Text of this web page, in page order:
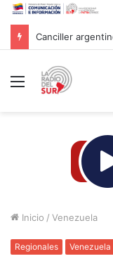
Menú
Inicio / Venezuela
Regionales Venezuela